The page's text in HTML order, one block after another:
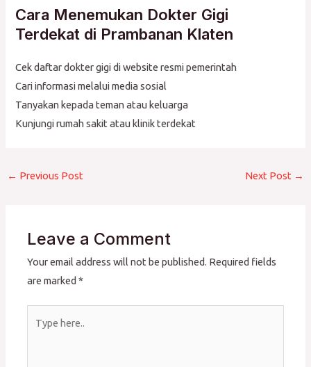
Cara Menemukan Dokter Gigi
Terdekat di Prambanan Klaten
Cek daftar dokter gigi di website resmi pemerintah
Cari informasi melalui media sosial
Tanyakan kepada teman atau keluarga
Kunjungi rumah sakit atau klinik terdekat
← Previous Post Next Post →
Leave a Comment
Your email address will not be published. Required fields
are marked*
here..